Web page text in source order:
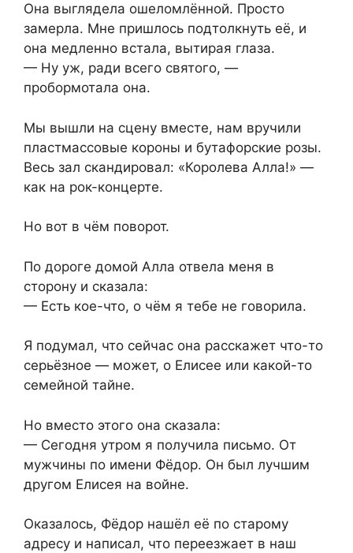
Она выглядела ошеломлённой. Просто
замерла. Мне пришлось подтолкнуть её, и
она медленно встала, вытирая глаза.
— Ну уж, ради всего святого, —
пробормотала она.
Мы вышли на сцену вместе, нам вручили
пластмассовые короны и бутафорские розы.
Весь зал скандировал: «Королева Алла!» —
как на рок-концерте.
Но вот в чём поворот.
По дороге домой Алла отвела меня в
сторону и сказала:
— Есть кое-что, о чём я тебе не говорила.
Я подумал, что сейчас она расскажет что-то
серьёзное — может, о Елисее или какой-то
семейной тайне.
Но вместо этого она сказала:
— Сегодня утром я получила письмо. От
мужчины по имени Фёдор. Он был лучшим
другом Елисея на войне.
Оказалось, Фёдор нашёл её по старому
адресу и написал, что переезжает в наш